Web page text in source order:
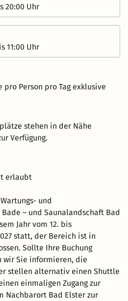
20:00 Uhr
11:00 Uhr
pro Person pro Tag exklusive
stehen in der Nähe
Verfügung.
erlaubt
und
– und Saunalandschaft Bad
Jahr vom 12. bis
statt, der Bereich ist in
Sollte Ihre Buchung
wir Sie informieren, die
stellen alternativ einen Shuttle
einmaligen Zugang zur
Nachbarort Bad Elster zur